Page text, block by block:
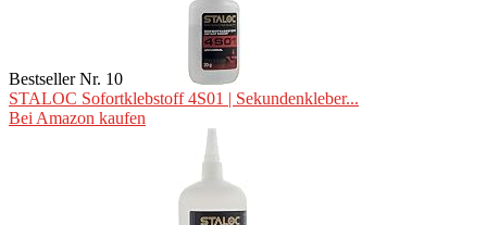
Bestseller Nr. 10
STALOC Sofortklebstoff 4S01 | Sekundenkleber...
Bei Amazon kaufen